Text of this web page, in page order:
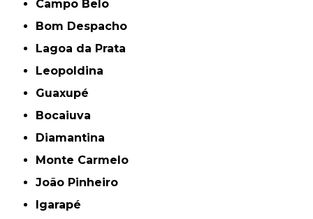
Campo Belo
Bom Despacho
Lagoa da Prata
Leopoldina
Guaxupé
Bocaiuva
Diamantina
Monte Carmelo
João Pinheiro
Igarapé